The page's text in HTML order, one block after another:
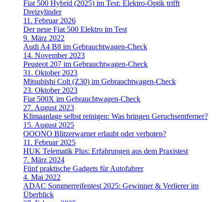
Fiat 500 Hybrid (2025) im Test: Elektro-Optik trifft
Dreizylinder
11. Februar 2026
Der neue Fiat 500 Elektro im Test
9. März 2022
Audi A4 B8 im Gebrauchtwagen-Check
14. November 2023
Peugeot 207 im Gebrauchtwagen-Check
31. Oktober 2023
Mitsubishi Colt (Z30) im Gebrauchtwagen-Check
23. Oktober 2023
Fiat 500X im Gebrauchtwagen-Check
27. August 2023
Klimaanlage selbst reinigen: Was bringen Geruchsentferner?
15. August 2025
OOONO Blitzerwarner erlaubt oder verboten?
11. Februar 2025
HUK Telematik Plus: Erfahrungen aus dem Praxistest
7. März 2024
Fünf praktische Gadgets für Autofahrer
4. Mai 2022
ADAC Sommerreifentest 2025: Gewinner & Verlierer im
Überblick